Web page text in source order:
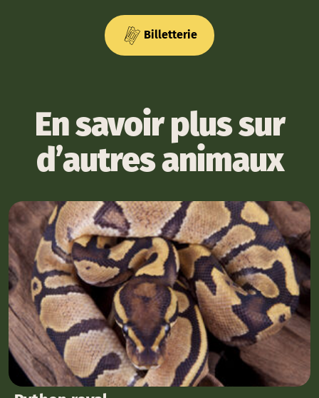
Billetterie
En savoir plus sur
d’autres animaux